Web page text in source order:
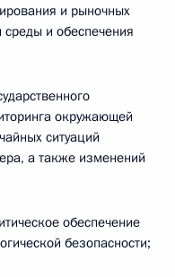
и рыночных
и обеспечения
окружающей
ситуаций
а также изменений
обеспечение
безопасности;